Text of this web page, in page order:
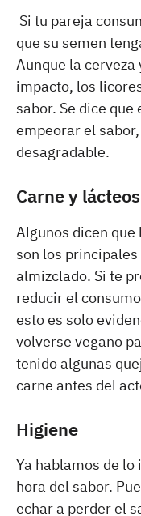
Si tu pareja
que su semen
Aunque la
impacto, los
sabor. Se dice
empeorar el
desagradable.
Carne y lácteos
Algunos dicen
son los
almizclado. Si te
reducir el
esto es solo
volverse vegano
tenido algunas
carne antes del
Higiene
Ya hablamos de
hora del sabor.
echar a perder el